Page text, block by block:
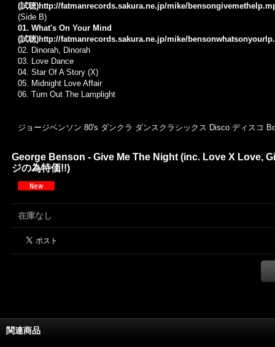
(試聴)http://fatmanrecords.sakura.ne.jp/mike/
(Side B)
01. What's On Your Mind
(試聴)http://fatmanrecords.sakura.ne.jp/mike/
02. Dinorah, Dinorah
03. Love Dance
04. Star Of A Story (X)
05. Midnight Love Affair
06. Turn Out The Lamplight
ジョージベンソン 80's ダンクラ ダンスクラシックス Disco ディスコ
George Benson - Give Me The Night (inc. Love X Love,
ジの為特価!!)
在庫なし
関連商品